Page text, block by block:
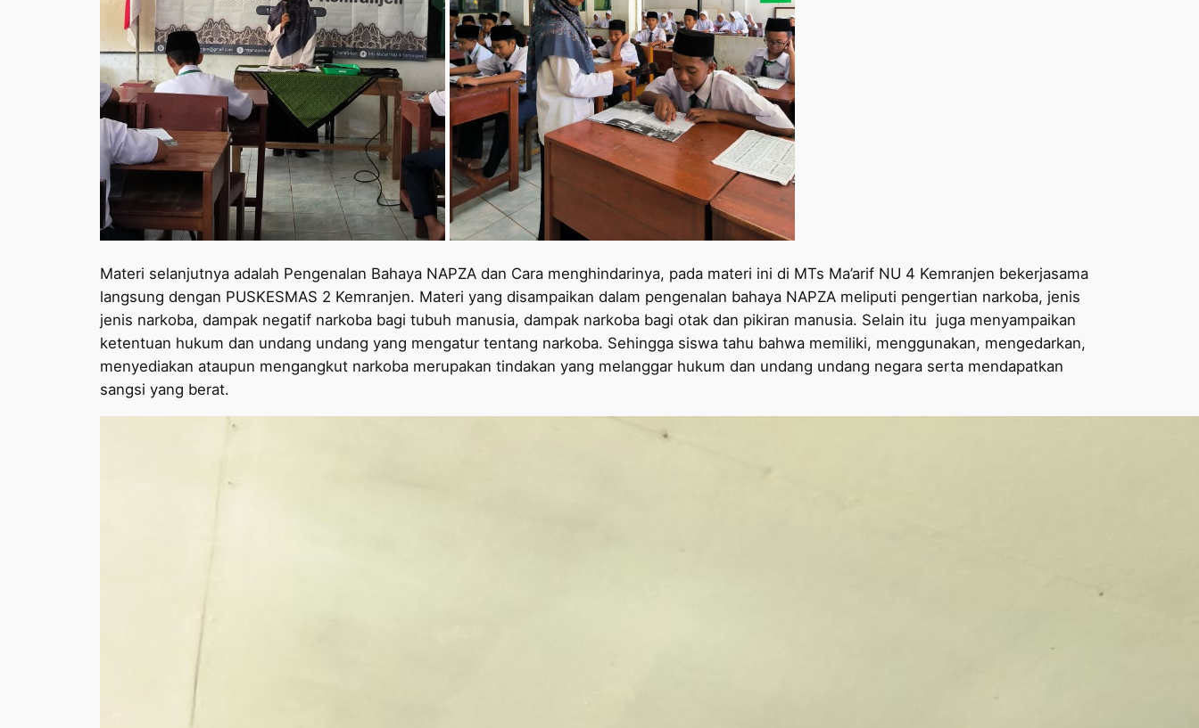
Materi selanjutnya adalah Pengenalan Bahaya NAPZA dan Cara menghindarinya, pada materi ini di MTs Ma’arif NU 4 Kemranjen bekerjasama
langsung dengan PUSKESMAS 2 Kemranjen. Materi yang disampaikan dalam pengenalan bahaya NAPZA meliputi pengertian narkoba, jenis
jenis narkoba, dampak negatif narkoba bagi tubuh manusia, dampak narkoba bagi otak dan pikiran manusia. Selain itu juga menyampaikan
ketentuan hukum dan undang undang yang mengatur tentang narkoba. Sehingga siswa tahu bahwa memiliki, menggunakan, mengedarkan,
menyediakan ataupun mengangkut narkoba merupakan tindakan yang melanggar hukum dan undang undang negara serta mendapatkan
sangsi yang berat.